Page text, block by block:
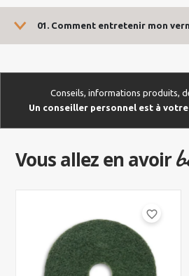
01. Comment entretenir mon
Conseils, informations produits,
Un conseiller personnel est à
Vous allez en avoir
favorite_border